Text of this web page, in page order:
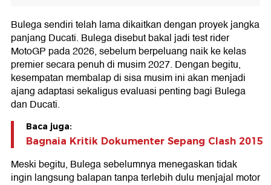
Bulega sendiri telah lama dikaitkan dengan proyek jangka
panjang Ducati. Bulega disebut bakal jadi test rider
MotoGP pada 2026, sebelum berpeluang naik ke kelas
premier secara penuh di musim 2027. Dengan begitu,
kesempatan membalap di sisa musim ini akan menjadi
ajang adaptasi sekaligus evaluasi penting bagi Bulega
dan Ducati.
Baca juga:
Bagnaia Kritik Dokumenter Sepang Clash 2015
Meski begitu, Bulega sebelumnya menegaskan tidak
ingin langsung balapan tanpa terlebih dulu menjajal motor